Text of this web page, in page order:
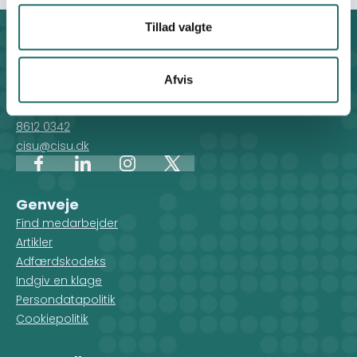
Tillad valgte
Afvis
Kontakt
Klosterport 4x, 8000 Aarhus
Kontakt sekretariatet på hverdage kl. 10-14 på:
8612 0342
cisu@cisu.dk
FacebookLinkedInInstagram
X
Genveje
Find medarbejder
Artikler
Adfærdskodeks
Indgiv en klage
Persondatapolitik
Cookiepolitik